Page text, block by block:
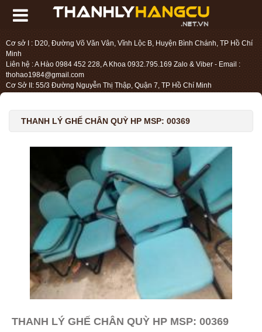
Cơ sở I : D20, Đường Võ Văn Vân, Vĩnh Lộc B, Huyện Bình Chánh, TP Hồ Chí
Minh
Liên hệ : A Hào 0984 452 228, A Khoa 0932.795.169 Zalo & Viber - Email :
thohao1984@gmail.com
Cơ Sở II: 55/3 Đường Nguyễn Thị Thập, Quận 7, TP Hồ Chí Minh
THANH LÝ GHẾ CHÂN QUỲ HP MSP: 00369
THANH LÝ GHẾ CHÂN QUỲ HP MSP: 00369